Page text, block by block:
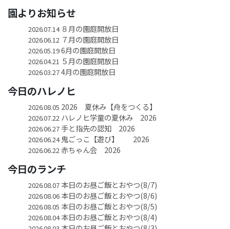
園よりお知らせ
2026.07.14８月の園庭開放日
2026.06.12７月の園庭開放日
2026.05.196月の園庭開放日
2026.04.21 ５月の園庭開放日
2026.03.274月の園庭開放日
今日のハレノヒ
2026.08.05 2026 夏休み【舟をつくる】
2026.07.22ハレノヒ学童の夏休み 2026
2026.06.27手と指先の認知 2026
2026.06.24鬼ごっこ【遊び】 2026
2026.06.22赤ちゃん会 2026
今日のランチ
2026.08.07本日のお昼ご飯とおやつ(8/7)
2026.08.06本日のお昼ご飯とおやつ(8/6)
2026.08.05 本日のお昼ご飯とおやつ(8/5)
2026.08.04本日のお昼ご飯とおやつ(8/4)